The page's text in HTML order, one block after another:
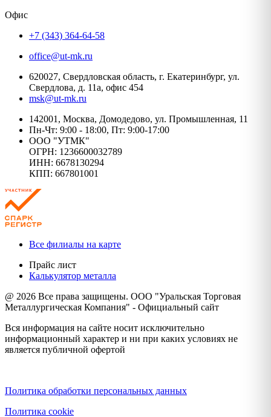
Офис
+7 (343) 364-64-58
office@ut-mk.ru
620027, Свердловская область, г. Екатеринбург, ул.
Свердлова, д. 11а, офис 454
msk@ut-mk.ru
142001, Москва, Домодедово, ул. Промышленная, 11
Пн-Чт: 9:00 - 18:00, Пт: 9:00-17:00
ООО "УТМК"
ОГРН: 1236600032789
ИНН: 6678130294
КПП: 667801001
Все филиалы на карте
Прайс лист
Калькулятор металла
@ 2026 Все права защищены. ООО "Уральская Торговая
Металлургическая Компания" - Официальный сайт
Вся информация на сайте носит исключительно
информационный характер и ни при каких условиях не
является публичной офертой
Политика обработки персональных данных
Политика cookie